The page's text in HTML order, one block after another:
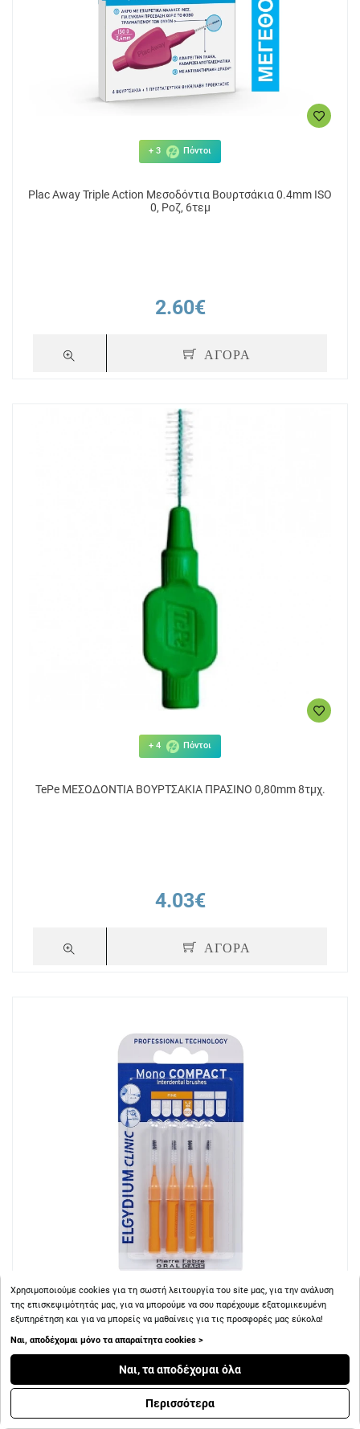
+ 3 Πόντοι
Plac Away Triple Action Μεσοδόντια Βουρτσάκια 0.4mm ISO
0, Ροζ, 6τεμ
2.60€
ΑΓΟΡΑ
+ 4 Πόντοι
TePe ΜΕΣΟΔΟΝΤΙΑ ΒΟΥΡΤΣΑΚΙΑ ΠΡΑΣΙΝΟ 0,80mm 8τμχ.
4.03€
ΑΓΟΡΑ
+ 5 Πόντοι
Elgydium Clinic Mono Compact Μεσοδόντια Βουρτσάκια
Χρησιμοποιούμε cookies για τη σωστή λειτουργία του site μας, για την ανάλυση
της επισκεψιμότητάς μας, για να μπορούμε να σου παρέχουμε εξατομικευμένη
εξυπηρέτηση και για να μπορείς να μαθαίνεις για τις προσφορές μας εύκολα!
Ναι, αποδέχομαι μόνο τα απαραίτητα cookies >
Ναι, τα αποδέχομαι όλα
Περισσότερα